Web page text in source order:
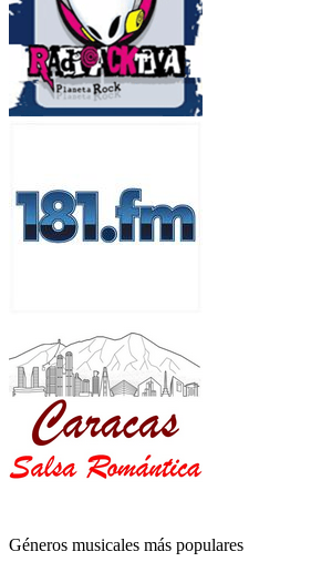
Géneros musicales más populares